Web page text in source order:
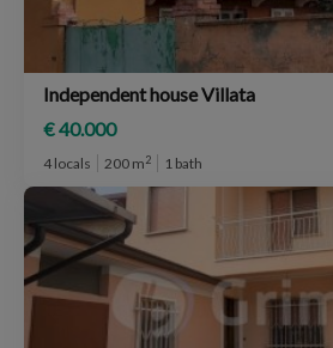
Independent house Villata
€ 40.000
4 locals 200 m2 1 bath